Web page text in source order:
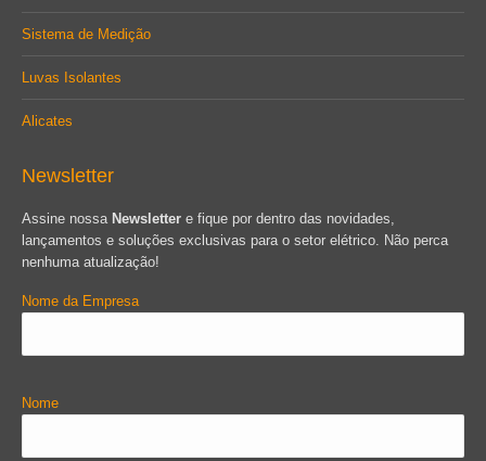
Sistema de Medição
Luvas Isolantes
Alicates
Newsletter
Assine nossa Newsletter e fique por dentro das novidades,
lançamentos e soluções exclusivas para o setor elétrico. Não perca
nenhuma atualização!
Nome da Empresa
Nome